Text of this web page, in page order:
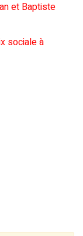
et Baptiste
sociale à